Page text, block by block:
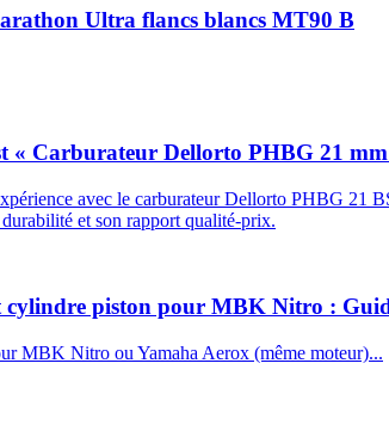
Ultra flancs blancs MT90 B
« Carburateur Dellorto PHBG 21
avec le carburateur Dellorto PHBG
et son rapport qualité-prix.
piston pour MBK Nitro :
MBK Nitro ou Yamaha Aerox (même moteur)...